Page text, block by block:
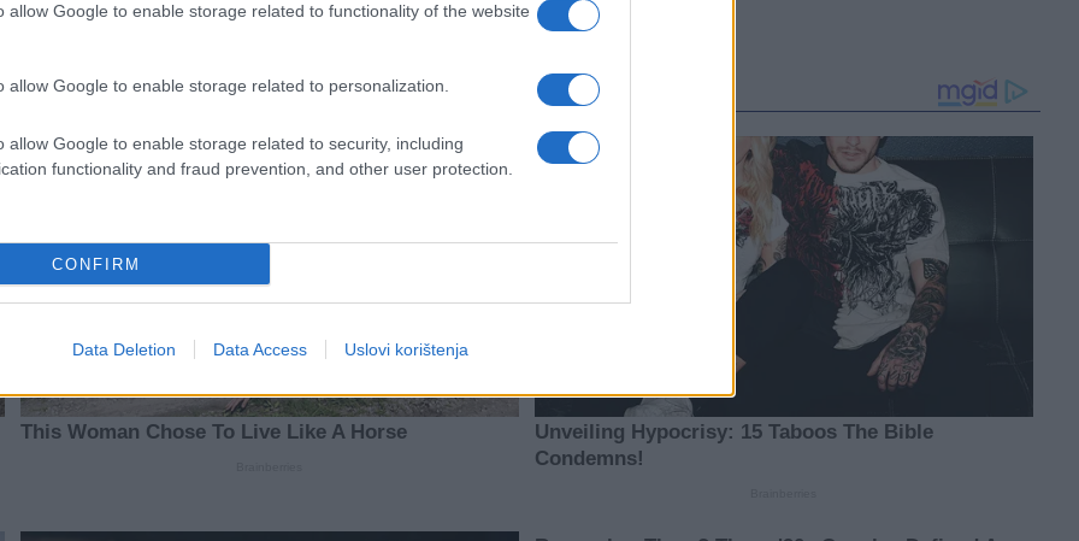
allow Google to enable storage related to functionality of the website
allow Google to enable storage related to personalization.
allow Google to enable storage related to security, including
functionality and fraud prevention, and other user protection.
CONFIRM
Data Deletion Data Access Uslovi korištenja